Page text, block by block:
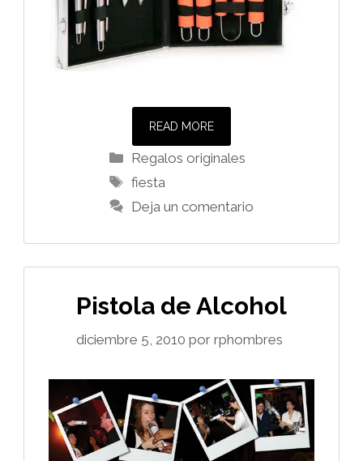
READ MORE
Categorías
Regalos originales
Etiquetas
fiesta
Deja un comentario
Pistola de Alcohol
diciembre 5, 2010 por rphombres